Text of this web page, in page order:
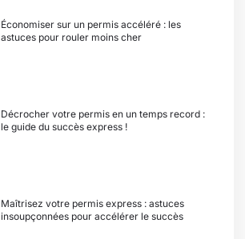
Économiser sur un permis accéléré : les
astuces pour rouler moins cher
Décrocher votre permis en un temps record :
le guide du succès express !
Maîtrisez votre permis express : astuces
insoupçonnées pour accélérer le succès